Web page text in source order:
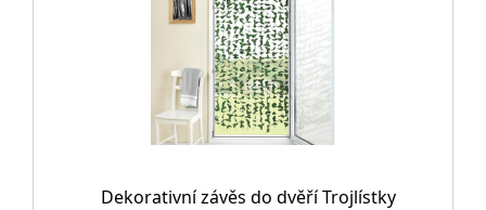
Dekorativní závěs do dvěří Trojlístky